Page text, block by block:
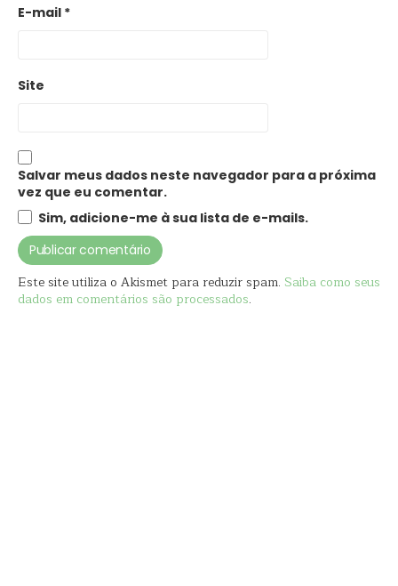
E-mail *
Site
Salvar meus dados neste navegador para a próxima
vez que eu comentar.
Sim, adicione-me à sua lista de e-mails.
Este site utiliza o Akismet para reduzir spam. Saiba como seus
dados em comentários são processados.